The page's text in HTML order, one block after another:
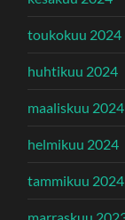
toukokuu 2024
huhtikuu 2024
maaliskuu 2024
helmikuu 2024
tammikuu 2024
marraskuu